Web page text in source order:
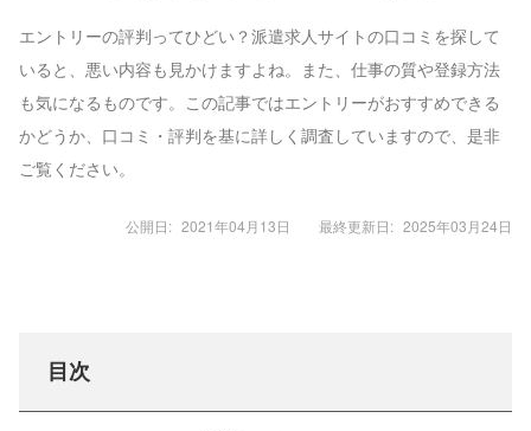
エントリーの評判ってひどい？派遣求人サイトの口コミを探して
いると、悪い内容も見かけますよね。また、仕事の質や登録方法
も気になるものです。この記事ではエントリーがおすすめできる
かどうか、口コミ・評判を基に詳しく調査していますので、是非
ご覧ください。
公開日: 2021年04月13日 最終更新日: 2025年03月24日
目次